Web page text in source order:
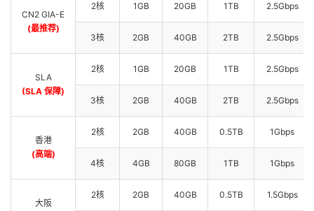
CN2 GIA-E
(最推荐)
2核 1GB 20GB 1TB 2.5Gbps
3核 2GB 40GB 2TB 2.5Gbps
SLA
(SLA 保障)
2核 1GB 20GB 1TB 2.5Gbps
3核 2GB 40GB 2TB 2.5Gbps
香港
(高端)
2核 2GB 40GB 0.5TB 1Gbps
4核 4GB 80GB 1TB 1Gbps
大阪
2核 2GB 40GB 0.5TB 1.5Gbps